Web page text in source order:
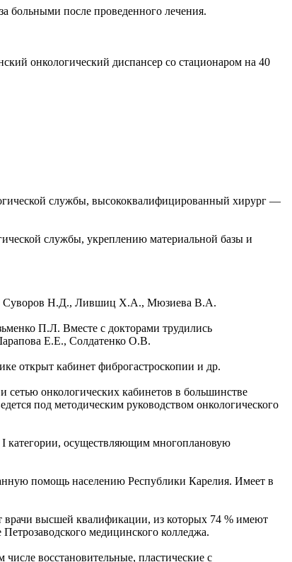
больными после проведенного лечения.
онкологический диспансер со стационаром на 40
службы, высококвалифицированный хирург —
службы, укреплению материальной базы и
Суворов Н.Д., Лившиц Х.А., Мюзиева В.А.
П.Л. Вместе с докторами трудились
Е.Е., Солдатенко О.В.
открыт кабинет фиброгастроскопии и др.
онкологических кабинетов в большинстве
под методическим руководством онкологического
категории, осуществляющим многоплановую
помощь населению Республики Карелия. Имеет в
врачи высшей квалификации, из которых 74 % имеют
медицинского колледжа.
восстановительные, пластические с